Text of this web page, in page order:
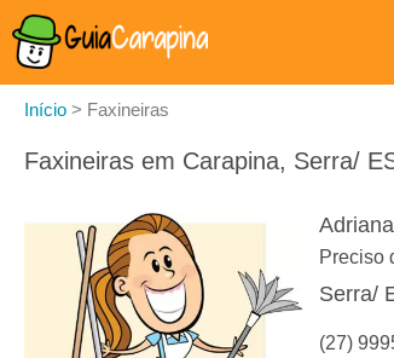
Início > Faxineiras
Faxineiras em Carapina, Serra/
Preciso
Serra/
(27)